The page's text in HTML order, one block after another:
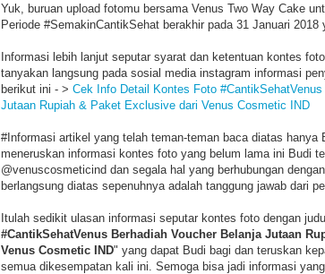
Yuk, buruan upload fotomu bersama Venus Two Way Cake
Periode #SemakinCantikSehat berakhir pada 31 Januari 2018
Informasi lebih lanjut seputar syarat dan ketentuan kontes
tanyakan langsung pada sosial media instagram informasi
berikut ini - > Cek Info Detail Kontes Foto
Jutaan Rupiah & Paket Exclusive dari Venus Cosmetic IND
#Informasi artikel yang telah teman-teman baca diatas hanya
meneruskan informasi kontes foto yang belum lama ini Budi
@venuscosmeticind dan segala hal yang berhubungan
berlangsung diatas sepenuhnya adalah tanggung jawab dari
Itulah sedikit ulasan informasi seputar kontes foto dengan
#CantikSehatVenus Berhadiah Voucher Belanja Jutaan
Venus Cosmetic IND" yang dapat Budi bagi dan teruskan
semua dikesempatan kali ini. Semoga bisa jadi informasi